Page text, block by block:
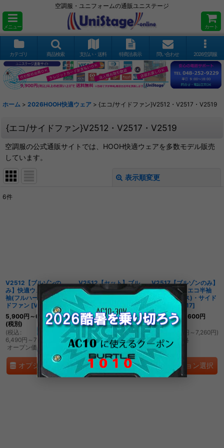
空調服・ユニフォームの通販ユニステージ
メニュー カート
カテゴリ 商品検索 支払い・送料 特商法表示 問い合わせ 2026空調服
ホーム > 2026HOOH快適ウェア > {エコ/サイドファン}V2512・V2517・V2519
{エコ/サイドファン}V2512・V2517・V2519
空調服の公式通販サイトでは、HOOH快適ウェアを多数モデル販売
しています。
表示順変更
6件
V2512【ブルゾンの
み】快適ウェア／エコ長
袖(フルハーネス)・サイ
ドファン [V2512
]
5,900円 ～6,900円
(税別)
(税込 :
6,490円 ～7,590
オープン価格
オプション選択
V2512【セット】ブル
ゾン・ファン・バッテリ
ー(充電器付)／エコ長袖
(フルハーネス)・サイド
ファン [V2512SET]
5,900円～(税別)
税込: 6,490 円～)
オープン価格
オプション選択
V2517【ブルゾンのみ】
快適ウェア／エコ半袖
(フルハーネス)・サイド
ファン
V2517]
5,600円～6,600円
(税別)
円 ～7,260円)
オープン価格
オプション選択